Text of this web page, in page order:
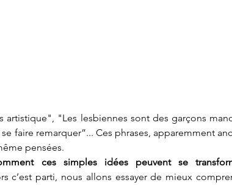
artistique", "Les lesbiennes sont des garçons
faire remarquer”... Ces phrases, apparemment
pensées.
ces simples idées peuvent se
c’est parti, nous allons essayer de mieux